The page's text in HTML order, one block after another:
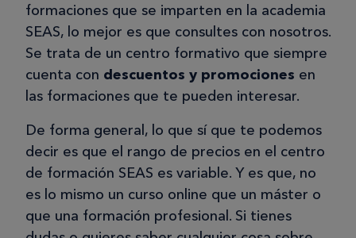
formaciones que se imparten en la academia
SEAS, lo mejor es que consultes con nosotros.
Se trata de un centro formativo que siempre
cuenta con descuentos y promociones en
las formaciones que te pueden interesar.
De forma general, lo que sí que te podemos
decir es que el rango de precios en el centro
de formación SEAS es variable. Y es que, no
es lo mismo un curso online que un máster o
que una formación profesional. Si tienes